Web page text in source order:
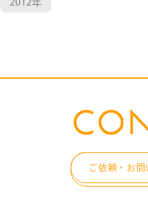
2012年
ご依頼・お問